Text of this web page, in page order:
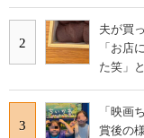
2
夫が買
「お店
た笑」
3
「映画
賞後の